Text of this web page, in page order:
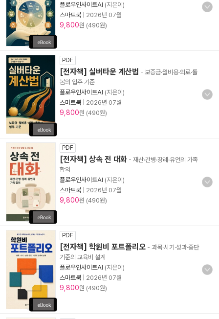
플로우인사이트AI (지은이)
스마트북
2026년 07월
9,800원 (490원)
PDF
[전자책] 실버타운 계산법 - 보증금·월비용·의료·돌
봄의 입주 기준
플로우인사이트AI (지은이)
스마트북
2026년 07월
9,800원 (490원)
PDF
[전자책] 상속 전 대화 - 재산·간병·장례·유언의 가족
합의
플로우인사이트AI (지은이)
스마트북
2026년 07월
9,800원 (490원)
PDF
[전자책] 학원비 포트폴리오 - 과목·시기·성과·중단
기준의 교육비 설계
플로우인사이트AI (지은이)
스마트북
2026년 07월
9,800원 (490원)